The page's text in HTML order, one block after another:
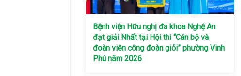
Bệnh viện Hữu nghị đa khoa Nghệ An
đạt giải Nhất tại Hội thi “Cán bộ và
đoàn viên công đoàn giỏi” phường Vinh
Phú năm 2026